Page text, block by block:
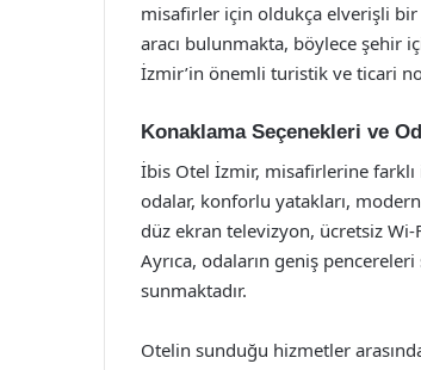
misafirler için oldukça elverişli bir
aracı bulunmakta, böylece şehir
İzmir’in önemli turistik ve ticari
Konaklama Seçenekleri ve
İbis Otel İzmir, misafirlerine
odalar, konforlu yatakları,
düz ekran televizyon, ücretsiz
Ayrıca, odaların geniş
sunmaktadır.
Otelin sunduğu hizmetler